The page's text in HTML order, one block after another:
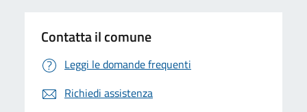
Contatta il comune
Leggi le domande frequenti
Richiedi assistenza